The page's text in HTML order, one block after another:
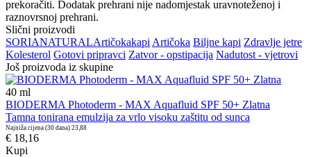
prekoračiti. Dodatak prehrani nije nadomjestak uravnoteženoj i
raznovrsnoj prehrani.
Slični proizvodi
SORIANATURALArtičokakapi Artičoka Biljne kapi Zdravlje jetre
Kolesterol Gotovi pripravci Zatvor - opstipacija Nadutost - vjetrovi
Još proizvoda iz skupine
40 ml
BIODERMA Photoderm - MAX Aquafluid SPF 50+ Zlatna
Tamna tonirana emulzija za vrlo visoku zaštitu od sunca
Najniža cijena (30 dana) 23,88
€ 18,16
Kupi